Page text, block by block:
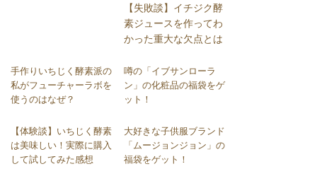
【失敗談】イチジク酵
素ジュースを作ってわ
かった重大な欠点とは
手作りいちじく酵素派の
私がフューチャーラボを
使うのはなぜ？
噂の「イブサンローラ
ン」の化粧品の福袋をゲ
ット！
【体験談】いちじく酵素
は美味しい！実際に購入
して試してみた感想
大好きな子供服ブランド
「ムージョンジョン」の
福袋をゲット！